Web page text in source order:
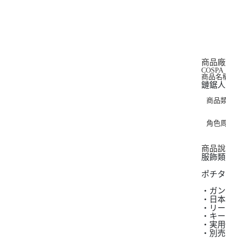
商品
COSPA
商品名
鏈鋸
商品
角色
商品
服飾
ポチ
・ガ
・日
・リ
・キ
・実
・別